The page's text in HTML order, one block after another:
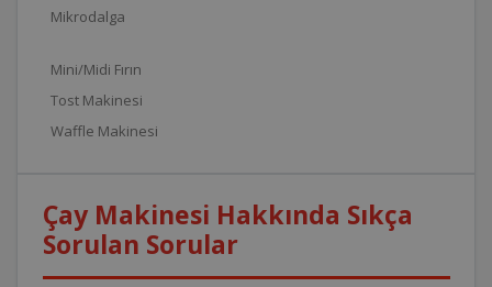
Mikrodalga
Mini/Midi Fırın
Tost Makinesi
Waffle Makinesi
Çay Makinesi Hakkında Sıkça
Sorulan Sorular